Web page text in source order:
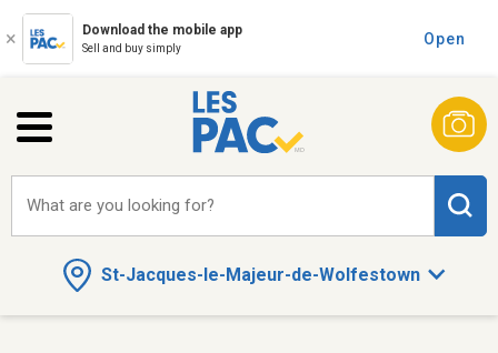
Download the mobile app
Sell and buy simply
Open
St-Jacques-le-Majeur-de-Wolfestown
What are you looking for?